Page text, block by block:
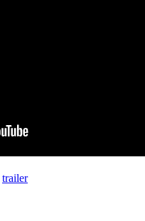
trailer